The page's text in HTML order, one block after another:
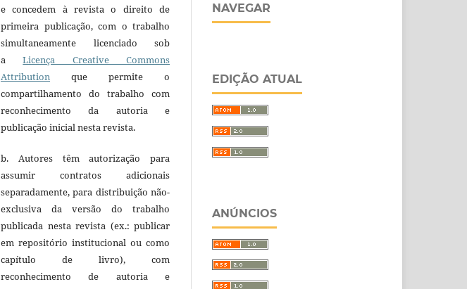
e concedem à revista o direito de
primeira publicação, com o trabalho
simultaneamente licenciado sob
aLicença Creative Commons
Attribution que permite o
compartilhamento do trabalho com
reconhecimento da autoria e
publicação inicial nesta revista.
b. Autores têm autorização para
assumir contratos adicionais
separadamente, para distribuição não-
exclusiva da versão do trabalho
publicada nesta revista (ex.: publicar
em repositório institucional ou como
capítulo de livro), com
reconhecimento de autoria e
NAVEGAR
EDIÇÃO ATUAL
ANÚNCIOS